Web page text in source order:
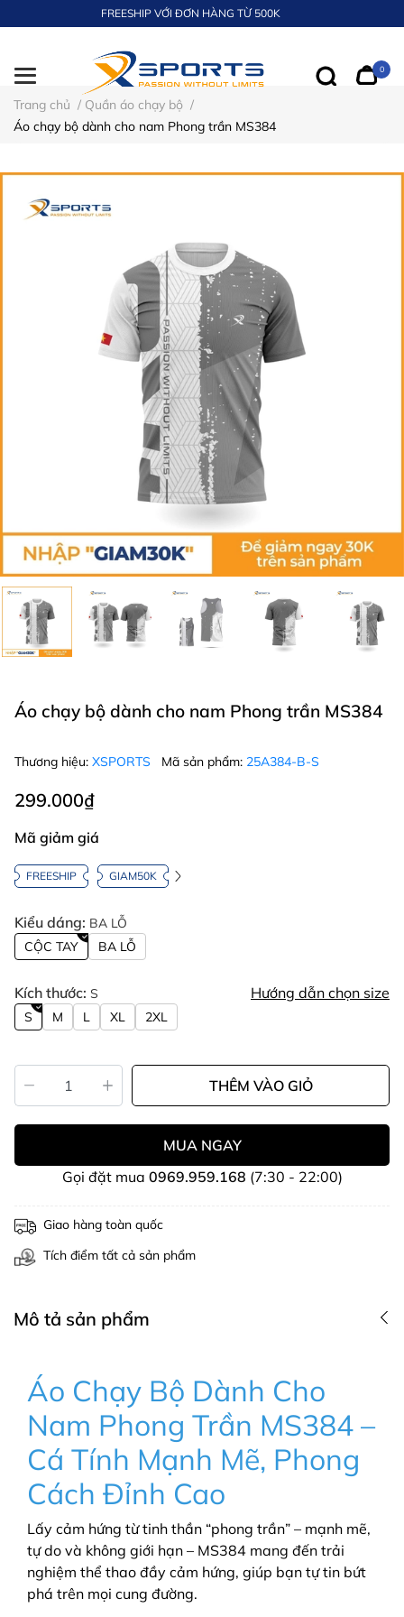
FREESHIP VỚI ĐƠN HÀNG TỪ 500K
0
Trang chủ / Quần áo chạy bộ /
Áo chạy bộ dành cho nam Phong trần MS384
Áo chạy bộ dành cho nam Phong trần MS384
Thương hiệu: XSPORTS Mã sản phẩm: 25A384-B-S
299.000₫
Mã giảm giá
FREESHIP GIAM50K
Kiểu dáng: BA LỖ
CỘC TAY
BA LỖ
Kích thước: S Hướng dẫn chọn size
S M L XL 2XL
THÊM VÀO GIỎ
MUA NGAY
Gọi đặt mua 0969.959.168 (7:30 - 22:00)
Giao hàng toàn quốc
Tích điểm tất cả sản phẩm
Mô tả sản phẩm
Áo Chạy Bộ Dành Cho
Nam Phong Trần MS384 –
Cá Tính Mạnh Mẽ, Phong
Cách Đỉnh Cao
Lấy cảm hứng từ tinh thần “phong trần” – mạnh mẽ,
tự do và không giới hạn – MS384 mang đến trải
nghiệm thể thao đầy cảm hứng, giúp bạn tự tin bứt
phá trên mọi cung đường.